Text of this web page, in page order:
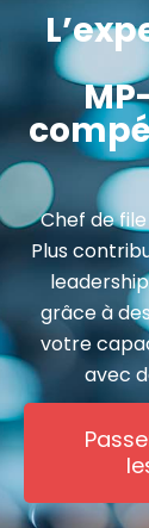
Chef de
Plus
grâce à
votre
avec